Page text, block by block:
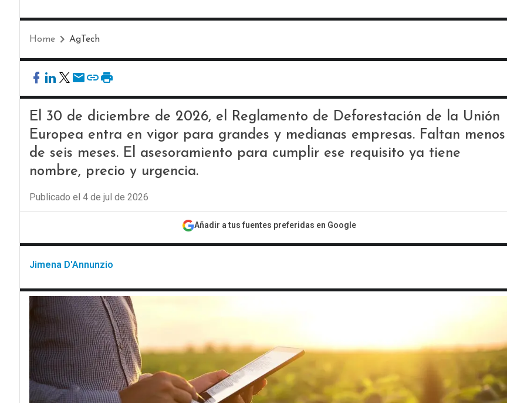
Home AgTech
El 30 de diciembre de 2026, el Reglamento de Deforestación de la Unión
Europea entra en vigor para grandes y medianas empresas. Faltan menos
de seis meses. El asesoramiento para cumplir ese requisito ya tiene
nombre, precio y urgencia.
Publicado el 4 de jul de 2026
Añadir a tus fuentes preferidas en Google
Jimena D'Annunzio
A
Agro